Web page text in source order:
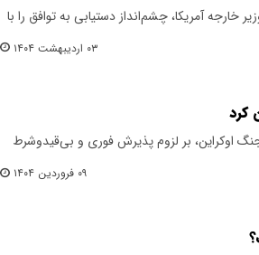
آمریکا، چشم‌انداز دستیابی به توافق را با
۰۳ اردیبهشت ۱۴۰۴
کرد
اوکراین، بر لزوم پذیرش فوری و بی‌قیدوشرط
۰۹ فروردین ۱۴۰۴